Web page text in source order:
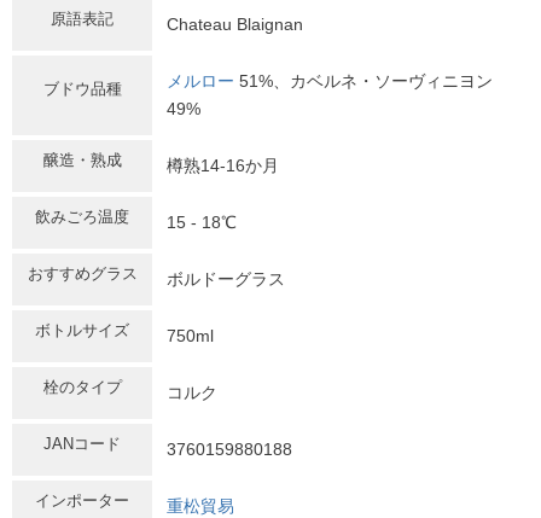
原語表記 Chateau Blaignan
ブドウ品種 メルロー 51%、カベルネ・ソーヴィニヨン
49%
醸造・熟成 樽熟14-16か月
飲みごろ温度 15 - 18℃
おすすめグラス ボルドーグラス
ボトルサイズ 750ml
栓のタイプ コルク
JANコード 3760159880188
インポーター 重松貿易